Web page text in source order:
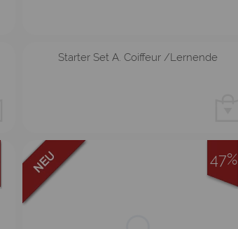
Starter Set A. Coiffeur /Lernende
47%